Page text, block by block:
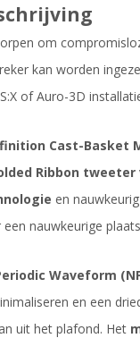
om
kan worden
of Auro-3D
Cast-Basket
Ribbon tweeter
en
nauwkeurige
Waveform
en een
uit het plafond. Het